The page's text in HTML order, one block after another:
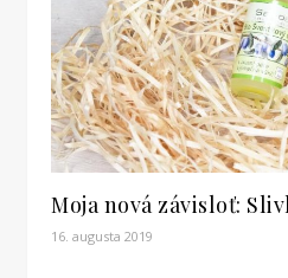
Moja nová závisloť:
16. augusta 2019